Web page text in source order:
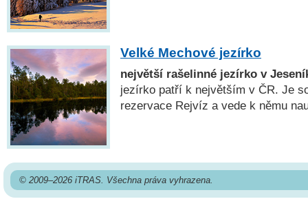
Velké Mechové jezírko
největší rašelinné jezírko v
jezírko patří k největším v ČR. Je
rezervace Rejvíz a vede k němu
© 2009–2026 iTRAS. Všechna práva vyhrazena.